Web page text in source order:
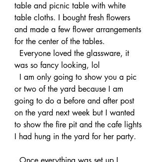
table and picnic table with white
table cloths. I bought fresh flowers
and made a few flower arrangements
for the center of the tables.
was so fancy looking, lol
or two of the yard because I am
going to do a before and after post
on the yard next week but I wanted
to show the fire pit and the cafe lights
I had hung in the yard for her party.